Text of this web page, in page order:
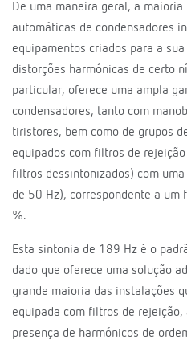
De uma maneira geral, a
automáticas de condensadores
equipamentos criados para a
distorções harmónicas de certo
particular, oferece uma ampla
condensadores, tanto com
tiristores, bem como de grupos
equipados com filtros de
filtros dessintonizados) com
de 50 Hz), correspondente a um
%.
Esta sintonia de 189 Hz é o
dado que oferece uma solução
grande maioria das instalações
equipada com filtros de rejeição,
presença de harmónicos de